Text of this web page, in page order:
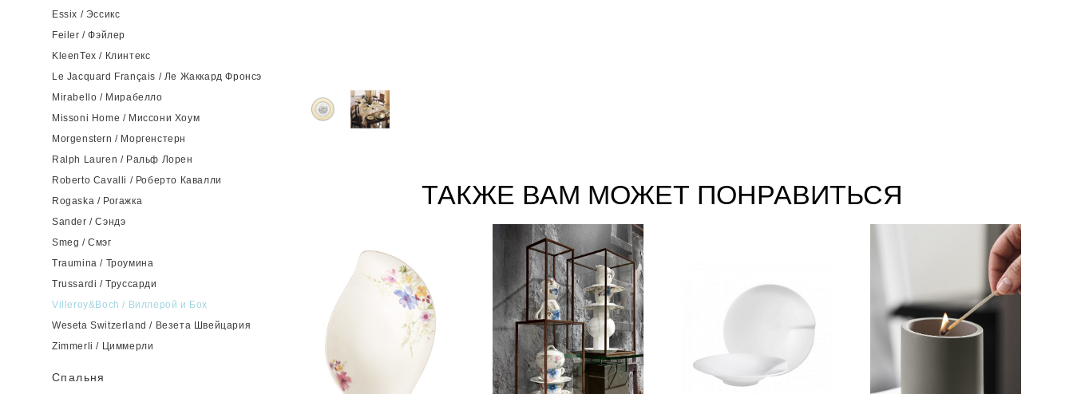
Essix / Эссикс
Feiler / Фэйлер
KleenTex / Клинтекс
Le Jacquard Français / Ле Жаккард Фронсэ
Mirabello / Мирабелло
Missoni Home / Миссони Хоум
Morgenstern / Моргенстерн
Ralph Lauren / Ральф Лорен
Roberto Cavalli / Роберто Кавалли
Rogaska / Рогажка
Sander / Сэндэ
Smeg / Смэг
Traumina / Троумина
Trussardi / Труссарди
Villeroy&Boch / Виллерой и Бох
Weseta Switzerland / Везета Швейцария
Zimmerli / Циммерли
Спальня
ТАКЖЕ ВАМ МОЖЕТ ПОНРАВИТЬСЯ